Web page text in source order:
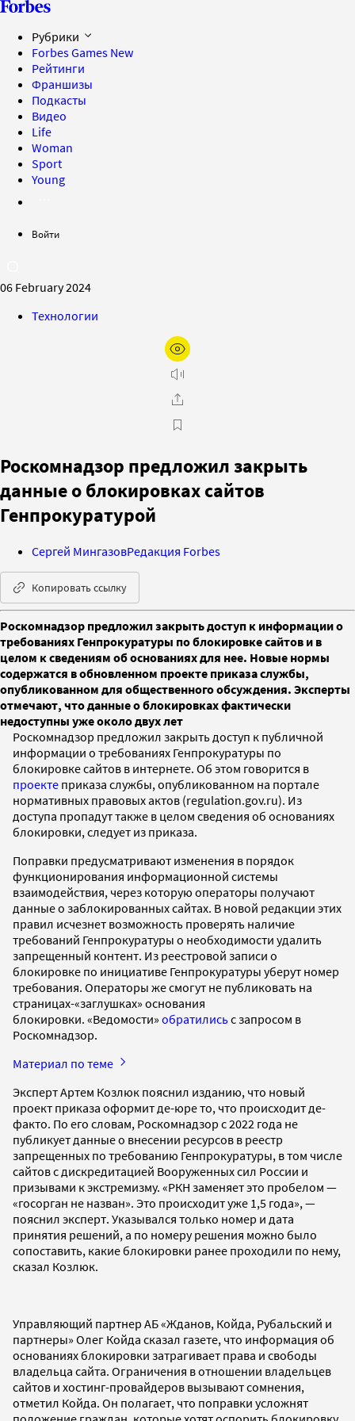
Рубрики
Forbes Games New
Рейтинги
Франшизы
Подкасты
Видео
Life
Woman
Sport
Young
Войти
06 February 2024
Технологии
Роскомнадзор предложил закрыть
данные о блокировках сайтов
Генпрокуратурой
Сергей МингазовРедакция Forbes
Копировать ссылку
Роскомнадзор предложил закрыть доступ к информации о
требованиях Генпрокуратуры по блокировке сайтов и в
целом к сведениям об основаниях для нее. Новые нормы
содержатся в обновленном проекте приказа службы,
опубликованном для общественного обсуждения. Эксперты
отмечают, что данные о блокировках фактически
недоступны уже около двух лет
Роскомнадзор предложил закрыть доступ к публичной
информации о требованиях Генпрокуратуры по
блокировке сайтов в интернете. Об этом говорится в
проекте приказа службы, опубликованном на портале
нормативных правовых актов (regulation.gov.ru). Из
доступа пропадут также в целом сведения об основаниях
блокировки, следует из приказа.
Поправки предусматривают изменения в порядок
функционирования информационной системы
взаимодействия, через которую операторы получают
данные о заблокированных сайтах. В новой редакции этих
правил исчезнет возможность проверять наличие
требований Генпрокуратуры о необходимости удалить
запрещенный контент. Из реестровой записи о
блокировке по инициативе Генпрокуратуры уберут номер
требования. Операторы же смогут не публиковать на
страницах-«заглушках» основания
блокировки. «Ведомости» обратилисьс запросом в
Роскомнадзор.
Материал по теме
Эксперт Артем Козлюк пояснил изданию, что новый
проект приказа оформит де-юре то, что происходит де-
факто. По его словам, Роскомнадзор с 2022 года не
публикует данные о внесении ресурсов в реестр
запрещенных по требованию Генпрокуратуры, в том числе
сайтов с дискредитацией Вооруженных сил России и
призывами к экстремизму. «РКН заменяет это пробелом —
«госорган не назван». Это происходит уже 1,5 года», —
пояснил эксперт. Указывался только номер и дата
принятия решений, а по номеру решения можно было
сопоставить, какие блокировки ранее проходили по нему,
сказал Козлюк.
Управляющий партнер АБ «Жданов, Койда, Рубальский и
партнеры» Олег Койда сказал газете, что информация об
основаниях блокировки затрагивает права и свободы
владельца сайта. Ограничения в отношении владельцев
сайтов и хостинг-провайдеров вызывают сомнения,
отметил Койда. Он полагает, что поправки усложнят